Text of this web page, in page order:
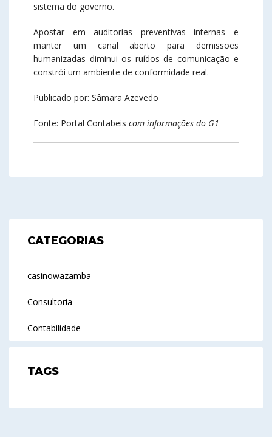
sistema do governo.
Apostar em auditorias preventivas internas e
manter um canal aberto para demissões
humanizadas diminui os ruídos de comunicação e
constrói um ambiente de conformidade real.
Publicado por: Sâmara Azevedo
Fonte: Portal Contabeis com informações do G1
CATEGORIAS
casinowazamba
Consultoria
Contabilidade
TAGS